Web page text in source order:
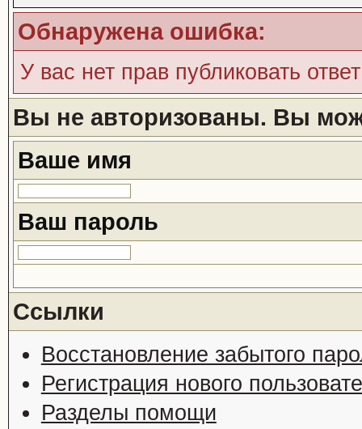
Обнаружена ошибка:
У вас нет прав публиковать
Вы не авторизованы. Вы
Ваше имя
Ваш пароль
Ссылки
Восстановление забытого
Регистрация нового
Разделы помощи